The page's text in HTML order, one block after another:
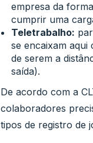
empresa da
cumprir uma
Teletrabalho:
se encaixam aqui
de serem a
saída).
De acordo com a
colaboradores
tipos de registro de